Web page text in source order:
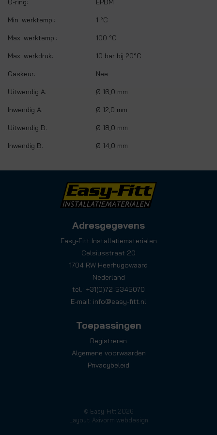
O-ring: EPDM
Min. werktemp.: 1 °C
Max. werktemp.: 100 °C
Max. werkdruk: 10 bar bij 20°C
Gaskeur: Nee
Uitwendig A: Ø 16,0 mm
Inwendig A: Ø 12,0 mm
Uitwendig B: Ø 18,0 mm
Inwendig B: Ø 14,0 mm
Adresgegevens
Easy-Fitt Installatiematerialen
Celsiusstraat 20
1704 RW Heerhugowaard
Nederland
tel.: +31(0)72-5345070
E-mail: info@easy-fitt.nl
Toepassingen
Registreren
Algemene voorwaarden
Privacybeleid
© Easy-Fitt 2026
Layout: Axivorm webdesign